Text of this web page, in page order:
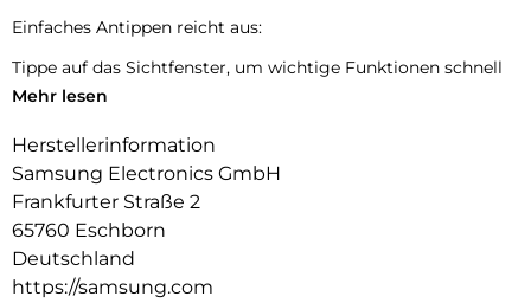
Einfaches Antippen reicht aus:
Tippe auf das Sichtfenster, um wichtige Funktionen schnell
bedienen zu können, z. B. um einen Anruf anzunehmen oder
Mit deinem Smartphone Wichtiges sicher aufbewahren:
Stecke deine häufig genutzten Karten einfach in dein Smart
View Wallet Case, damit sie griffbereit und sicher verstaut
sind.
Mehr lesen
Herstellerinformation
Samsung Electronics GmbH
Frankfurter Straße 2
65760 Eschborn
Deutschland
https://samsung.com